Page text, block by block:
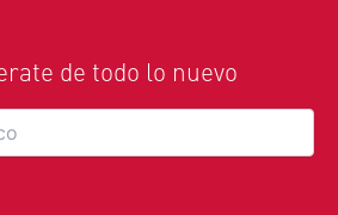
de todo lo nuevo